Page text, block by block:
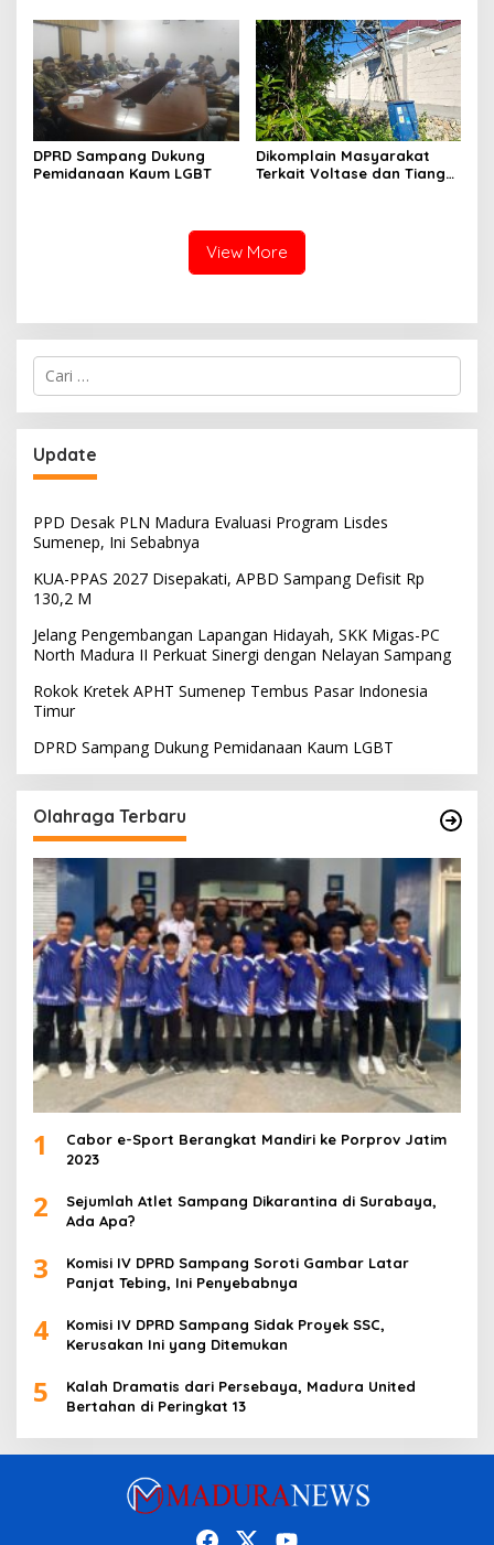
Nelayan Sampang
DPRD Sampang Dukung
Pemidanaan Kaum LGBT
Dikomplain Masyarakat
Terkait Voltase dan Tiang
View More
Cari
untuk:
Update
PPD Desak PLN Madura Evaluasi Program Lisdes
Sumenep, Ini Sebabnya
KUA-PPAS 2027 Disepakati, APBD Sampang Defisit Rp
130,2 M
Jelang Pengembangan Lapangan Hidayah, SKK Migas-PC
North Madura II Perkuat Sinergi dengan Nelayan Sampang
Rokok Kretek APHT Sumenep Tembus Pasar Indonesia
Timur
DPRD Sampang Dukung Pemidanaan Kaum LGBT
Olahraga Terbaru
1
Cabor e-Sport Berangkat Mandiri ke Porprov Jatim
2023
2
Sejumlah Atlet Sampang Dikarantina di Surabaya,
Ada Apa?
3
Komisi IV DPRD Sampang Soroti Gambar Latar
Panjat Tebing, Ini Penyebabnya
4
Komisi IV DPRD Sampang Sidak Proyek SSC,
Kerusakan Ini yang Ditemukan
5
Kalah Dramatis dari Persebaya, Madura United
Bertahan di Peringkat 13